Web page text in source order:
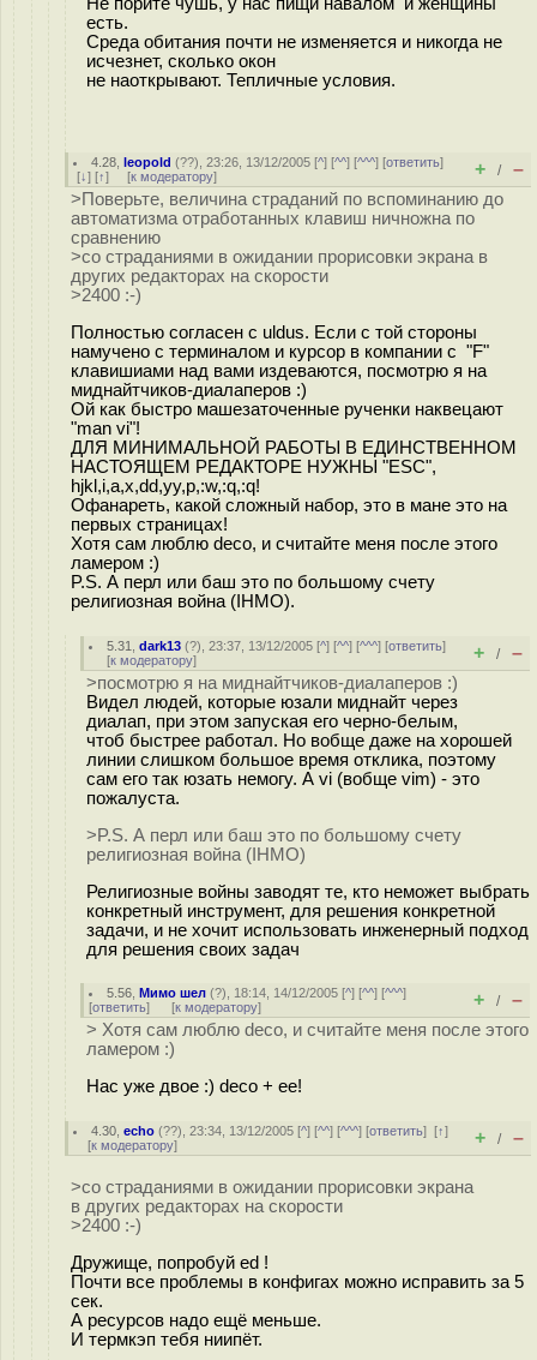
есть.
Среда обитания почти не изменяется и никогда не
исчезнет, сколько окон
не наоткрывают. Тепличные условия.
4.28 ,leopold (??), 23:26, 13/12/2005 [^] [^^] [^^^] [ответить]
[↓] [↑] [к модератору] + / –
>Поверьте, величина страданий по вспоминанию до
автоматизма отработанных клавиш ничножна по
сравнению
>со страданиями в ожидании прорисовки экрана в
других редакторах на скорости
>2400 :-)
Полностью согласен с uldus. Если с той стороны
намучено с терминалом и курсор в компании с "F"
клавишиами над вами издеваются, посмотрю я на
миднайтчиков-диалаперов :)
Ой как быстро машезаточенные рученки наквецают
"man vi"!
ДЛЯ МИНИМАЛЬНОЙ РАБОТЫ В ЕДИНСТВЕННОМ
НАСТОЯЩЕМ РЕДАКТОРЕ НУЖНЫ "ESC",
hjkl,i,a,x,dd,yy,p,:w,:q,:q!
Офанареть, какой сложный набор, это в мане это на
первых страницах!
Хотя сам люблю deco, и считайте меня после этого
ламером :)
P.S. А перл или баш это по большому счету
религиозная война (IHMO).
5.31 ,dark13 (?), 23:37, 13/12/2005 [^] [^^] [^^^] [ответить]
[к модератору] + / –
>посмотрю я на миднайтчиков-диалаперов :)
Видел людей, которые юзали миднайт через
диалап, при этом запуская его черно-белым,
чтоб быстрее работал. Но вобще даже на хорошей
линии слишком большое время отклика, поэтому
сам его так юзать немогу. А vi (вобще vim) - это
пожалуста.
>P.S. А перл или баш это по большому счету
религиозная война (IHMO)
Религиозные войны заводят те, кто неможет выбрать
конкретный инструмент, для решения конкретной
задачи, и не хочит использовать инженерный подход
для решения своих задач
5.56 ,Мимо шел (?), 18:14, 14/12/2005 [^] [^^] [^^^]
[ответить] [к модератору] + / –
> Хотя сам люблю deco, и считайте меня после этого
ламером :)
Нас уже двое :) deco + ee!
4.30 ,echo (??), 23:34, 13/12/2005 [^] [^^] [^^^] [ответить][↑]
[к модератору] + / –
>со страданиями в ожидании прорисовки экрана
в других редакторах на скорости
>2400 :-)
Дружище, попробуй ed !
Почти все проблемы в конфигах можно исправить за 5
сек.
А ресурсов надо ещё меньше.
И термкэп тебя ниипёт.